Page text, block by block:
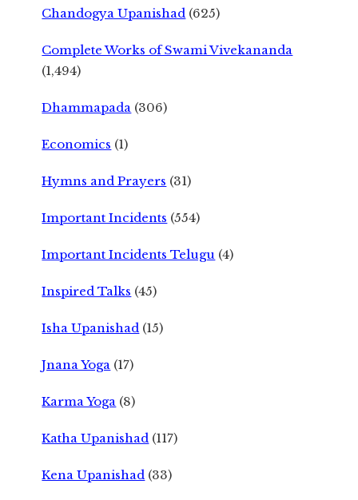
Chandogya Upanishad (625)
Complete Works of Swami Vivekananda
(1,494)
Dhammapada (306)
Economics (1)
Hymns and Prayers (31)
Important Incidents (554)
Important Incidents Telugu (4)
Inspired Talks (45)
Isha Upanishad (15)
Jnana Yoga (17)
Karma Yoga (8)
Katha Upanishad (117)
Kena Upanishad (33)